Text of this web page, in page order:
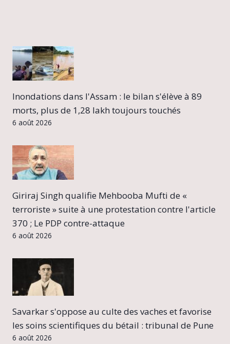
Inondations dans l'Assam : le bilan s'élève à 89
morts, plus de 1,28 lakh toujours touchés
6 août 2026
Giriraj Singh qualifie Mehbooba Mufti de «
terroriste » suite à une protestation contre l'article
370 ; Le PDP contre-attaque
6 août 2026
Savarkar s'oppose au culte des vaches et favorise
les soins scientifiques du bétail : tribunal de Pune
6 août 2026